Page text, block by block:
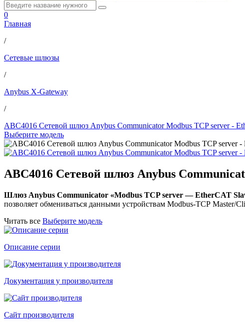
0
Главная
/
Сетевые шлюзы
/
Anybus X-Gateway
/
ABC4016 Сетевой шлюз Anybus Communicator Modbus TCP server -
Выберите модель
ABC4016 Сетевой шлюз Anybus
Шлюз Anybus Communicator «Modbus TCP server — EtherCAT
позволяет обмениваться данными устройствам Modbus-TCP Master/
Читать все Выберите модель
Описание серии
Документация у производителя
Сайт производителя